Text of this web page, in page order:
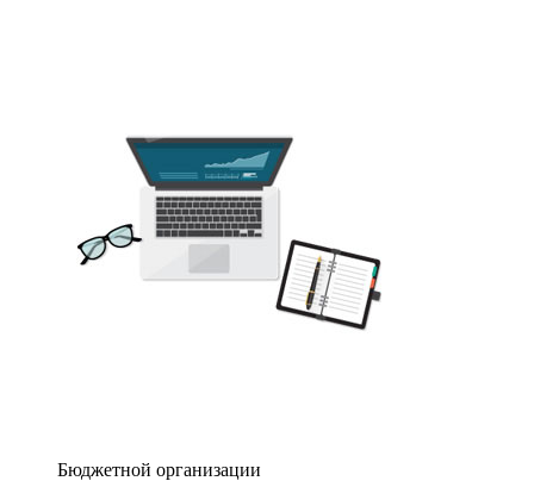
Бюджетной организации